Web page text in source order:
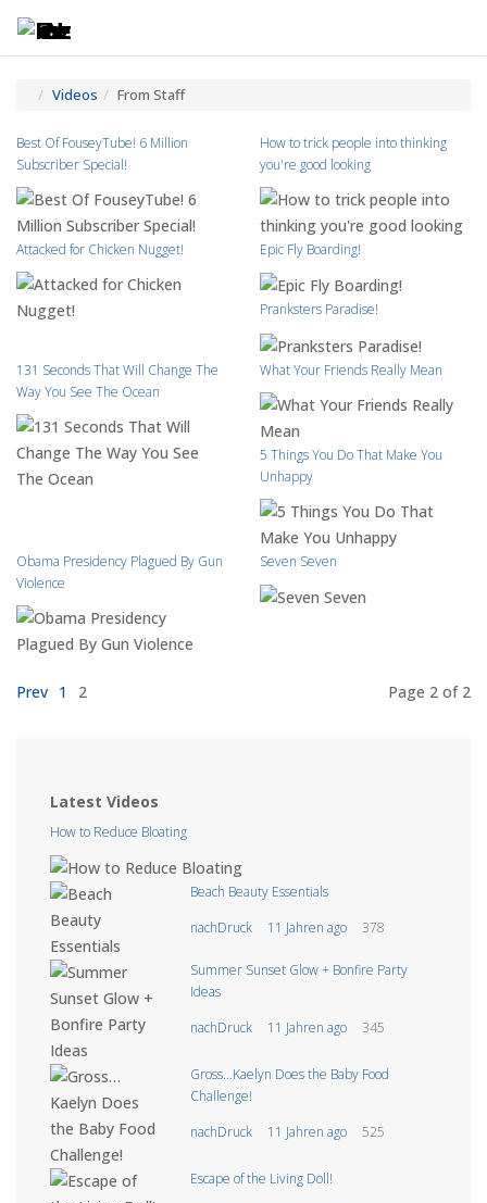
Videos From Staff
Best Of FouseyTube! 6 Million
Subscriber Special!
How to trick people into thinking
you're good looking
Attacked for Chicken Nugget! Epic Fly Boarding!
Pranksters Paradise!
131 Seconds That Will Change The
Way You See The Ocean
What Your Friends Really Mean
5 Things You Do That Make You
Unhappy
Obama Presidency Plagued By Gun
Violence
Seven Seven
Prev 1 2 Page 2 of 2
Latest Videos
How to Reduce Bloating
Beach Beauty Essentials
nachDruck
11 Jahren ago 378
Summer Sunset Glow + Bonfire Party
Ideas
nachDruck
11 Jahren ago 345
Gross…Kaelyn Does the Baby Food
Challenge!
nachDruck
11 Jahren ago 525
Escape of the Living Doll!